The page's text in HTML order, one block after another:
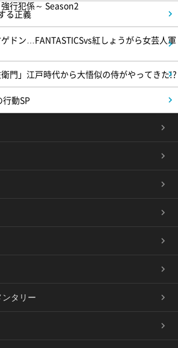
行犯係～ Season2
る正義
ゲドン…FANTASTICSvs紅しょうがら女芸人軍
門」江戸時代から大悟似の侍がやってきた!?
動SP
タリー